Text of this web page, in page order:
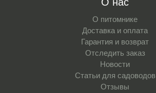
О питомнике
Доставка и оплата
Гарантия и возврат
Отследить заказ
Новости
Статьи для садоводов
Отзывы